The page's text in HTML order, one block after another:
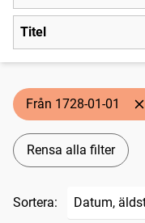
Titel
Från 1728-01-01
Rensa alla filter
Sortera: